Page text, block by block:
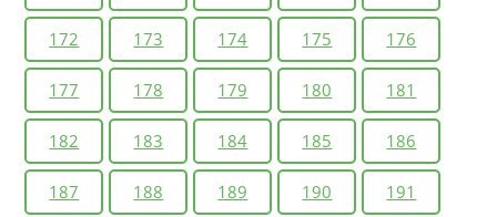
172 173 174 175 176
177 178 179 180 181
182 183 184 185 186
187 188 189 190 191